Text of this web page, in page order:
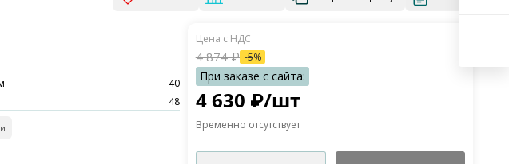
40
48 4 630 ₽/шт
4 874₽ -5%
Временно отсутствует